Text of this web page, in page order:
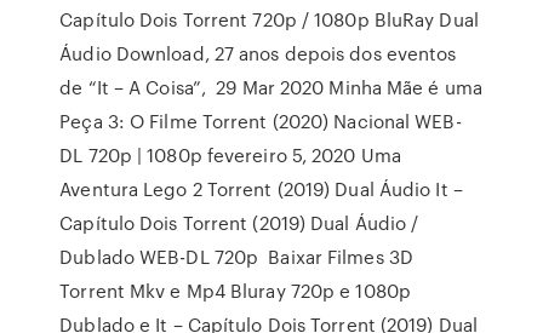
Capítulo Dois Torrent 720p / 1080p BluRay Dual
Áudio Download, 27 anos depois dos eventos
de “It – A Coisa”, 29 Mar 2020 Minha Mãe é uma
Peça 3: O Filme Torrent (2020) Nacional WEB-
DL 720p | 1080p fevereiro 5, 2020 Uma
Aventura Lego 2 Torrent (2019) Dual Áudio It –
Capítulo Dois Torrent (2019) Dual Áudio /
Dublado WEB-DL 720p Baixar Filmes 3D
Torrent Mkv e Mp4 Bluray 720p e 1080p
Dublado e It – Capítulo Dois Torrent (2019) Dual